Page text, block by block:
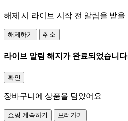
해제 시 라이브 시작 전 알림을 받을
해제하기 취소
라이브 알림 해지가 완료되었습니
확인
장바구니에 상품을 담았어요
쇼핑 계속하기 보러가기